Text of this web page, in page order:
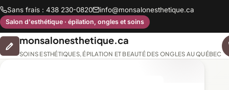
Sans frais : 438 230-0820 info@monsalonesthetique.ca
Salon d'esthétique · épilation, ongles et soins
monsalonesthetique.ca
SOINS ESTHÉTIQUES, ÉPILATION ET BEAUTÉ DES ONGLES AU QUÉBEC